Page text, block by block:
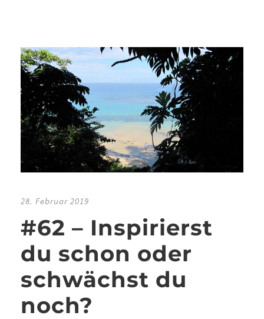
28. Februar 2019
#62 – Inspirierst
du schon oder
schwächst du
noch?